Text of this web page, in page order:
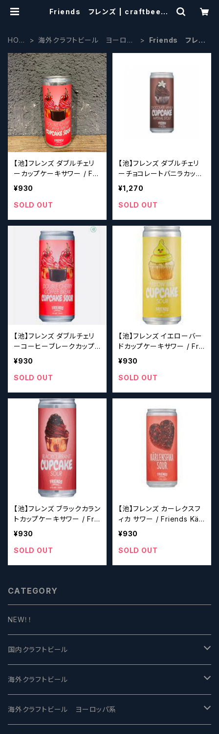
Friends フレンズ | craftbeers
HOM
海外クラフトビール ヨーロッ
Friends フレン
【池】フレンズ ダブルチェリ
ーカップケーキサワー / Fri
ends Double Cherry Cu
ールシザーズ】
¥930
SOLD OUT
【池】フレンズ ダブルチェリ
ーチョコレートバニラカップ
ケーキインペリアルスタウト
/ Friends Chocolate Van
illa Cupcake Imp Stout
¥1,270
SOLD OUT
【池】フレンズ ダブルチェリ
ーコーヒーブレークカップ
ケーキサワー / Friends D
eak Cupcake Sour【クラ
¥930
SOLD OUT
【池】フレンズ イエローバー
ドカップケーキサワー / Fri
ends Yellow Bird Cupca
ザーズ】
¥930
SOLD OUT
【池】フレンズ ブラックカラン
トカップケーキサワー / Fri
ends Blackcurrant Cupc
シザーズ】
¥930
SOLD OUT
【池】フレンズ カーレクスフ
ィカ サワー / Friends Kärl
eksfika Sour 【クラフト
¥930
SOLD OUT
CATEGORY
NEW！！
国内クラフトビール
UCHU BREWING -うちゅうブルーイング
バテレ -VERTERE
海外クラフトビール
Modern Times モダンタイムズ
海外クラフトビール ヨーロッパ系